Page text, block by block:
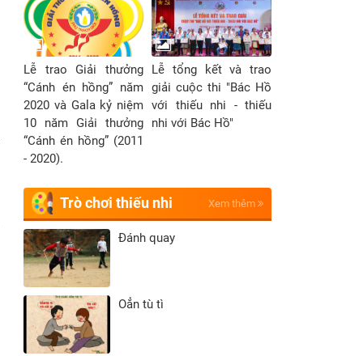
Lễ trao Giải thưởng
“Cánh én hồng” năm
2020 và Gala kỷ niệm
10 năm Giải thưởng
“Cánh én hồng” (2011
- 2020).
Lễ tổng kết và trao
giải cuộc thi "Bác Hồ
với thiếu nhi - thiếu
nhi với Bác Hồ"
Trò chơi thiếu nhi Xem thêm
Đánh quay
Oẳn tù tì